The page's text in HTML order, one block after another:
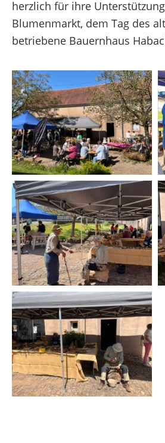
herzlich für ihre
Blumenmarkt, dem Tag des
betriebene Bauernhaus